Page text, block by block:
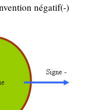
négatif(-)